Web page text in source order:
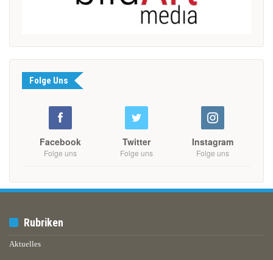
Folge Uns
Facebook
Folge uns
Twitter
Folge uns
Instagram
Folge uns
Rubriken
Aktuelles